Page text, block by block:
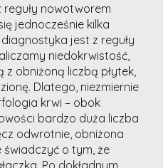
nowotworem
jednocześnie kilka
jest z reguły
niedokrwistość,
obniżoną liczbą płytek,
Dlatego, niezmiernie
krwi – obok
bardzo duża liczba
odwrotnie, obniżona
świadczyć o tym, że
Po dokładnym